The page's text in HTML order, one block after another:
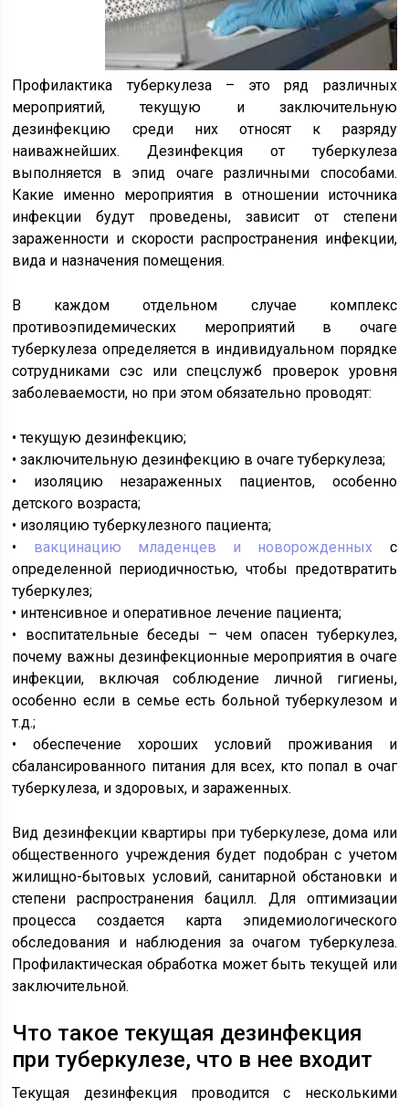
Профилактика туберкулеза – это ряд различных
мероприятий, текущую и заключительную
дезинфекцию среди них относят к разряду
наиважнейших. Дезинфекция от туберкулеза
выполняется в эпид очаге различными способами.
Какие именно мероприятия в отношении источника
инфекции будут проведены, зависит от степени
зараженности и скорости распространения инфекции,
вида и назначения помещения.
В каждом отдельном случае комплекс
противоэпидемических мероприятий в очаге
туберкулеза определяется в индивидуальном порядке
сотрудниками сэс или спецслужб проверок уровня
заболеваемости, но при этом обязательно проводят:
• текущую дезинфекцию;
• заключительную дезинфекцию в очаге туберкулеза;
• изоляцию незараженных пациентов, особенно
детского возраста;
• изоляцию туберкулезного пациента;
• вакцинацию младенцев и новорожденных с
определенной периодичностью, чтобы предотвратить
туберкулез;
• интенсивное и оперативное лечение пациента;
• воспитательные беседы – чем опасен туберкулез,
почему важны дезинфекционные мероприятия в очаге
инфекции, включая соблюдение личной гигиены,
особенно если в семье есть больной туберкулезом и
т.д.;
• обеспечение хороших условий проживания и
сбалансированного питания для всех, кто попал в очаг
туберкулеза, и здоровых, и зараженных.
Вид дезинфекции квартиры при туберкулезе, дома или
общественного учреждения будет подобран с учетом
жилищно-бытовых условий, санитарной обстановки и
степени распространения бацилл. Для оптимизации
процесса создается карта эпидемиологического
обследования и наблюдения за очагом туберкулеза.
Профилактическая обработка может быть текущей или
заключительной.
Что такое текущая дезинфекция
при туберкулезе, что в нее входит
Текущая дезинфекция проводится с несколькими